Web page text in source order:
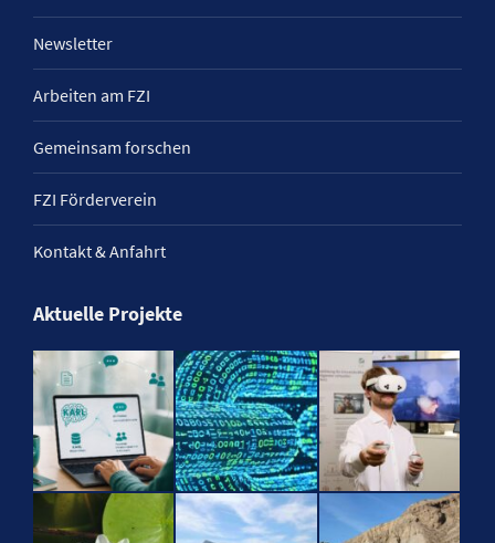
Newsletter
Arbeiten am FZI
Gemeinsam forschen
FZI Förderverein
Kontakt & Anfahrt
Aktuelle Projekte